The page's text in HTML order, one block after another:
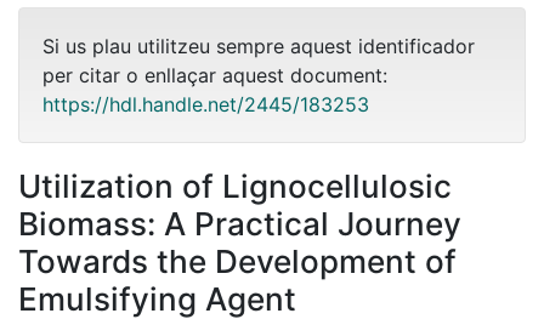
Si us plau utilitzeu sempre aquest identificador
per citar o enllaçar aquest document:
https://hdl.handle.net/2445/183253
Utilization of Lignocellulosic
Biomass: A Practical Journey
Towards the Development of
Emulsifying Agent